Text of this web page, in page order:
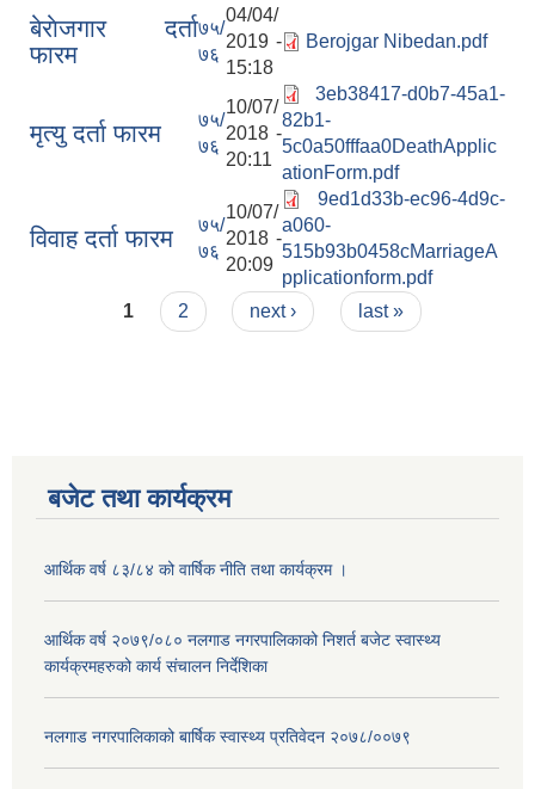
बेराेजगार दर्ता
फारम
७५/
७६
04/04/
2019 -
15:18
Berojgar Nibedan.pdf
मृत्यु दर्ता फारम
७५/
७६
10/07/
2018 -
20:11
3eb38417-d0b7-45a1-
82b1-
5c0a50fffaa0DeathApplic
ationForm.pdf
विवाह दर्ता फारम
७५/
७६
10/07/
2018 -
20:09
9ed1d33b-ec96-4d9c-
a060-
515b93b0458cMarriageA
pplicationform.pdf
Pages
1 2 next › last »
बजेट तथा कार्यक्रम
आर्थिक वर्ष ८३/८४ को वार्षिक नीति तथा कार्यक्रम ।
आर्थिक वर्ष २०७९/०८० नलगाड नगरपालिकाको निशर्त बजेट स्वास्थ्य
कार्यक्रमहरुको कार्य संचालन निर्देशिका
नलगाड नगरपालिकाको बार्षिक स्वास्थ्य प्रतिवेदन २०७८/००७९